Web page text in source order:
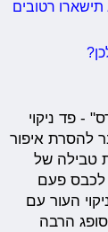
רטובים
- פד ניקוי
להסרת איפור
טבילה של
לכבס פעם
העור עם
הרבה